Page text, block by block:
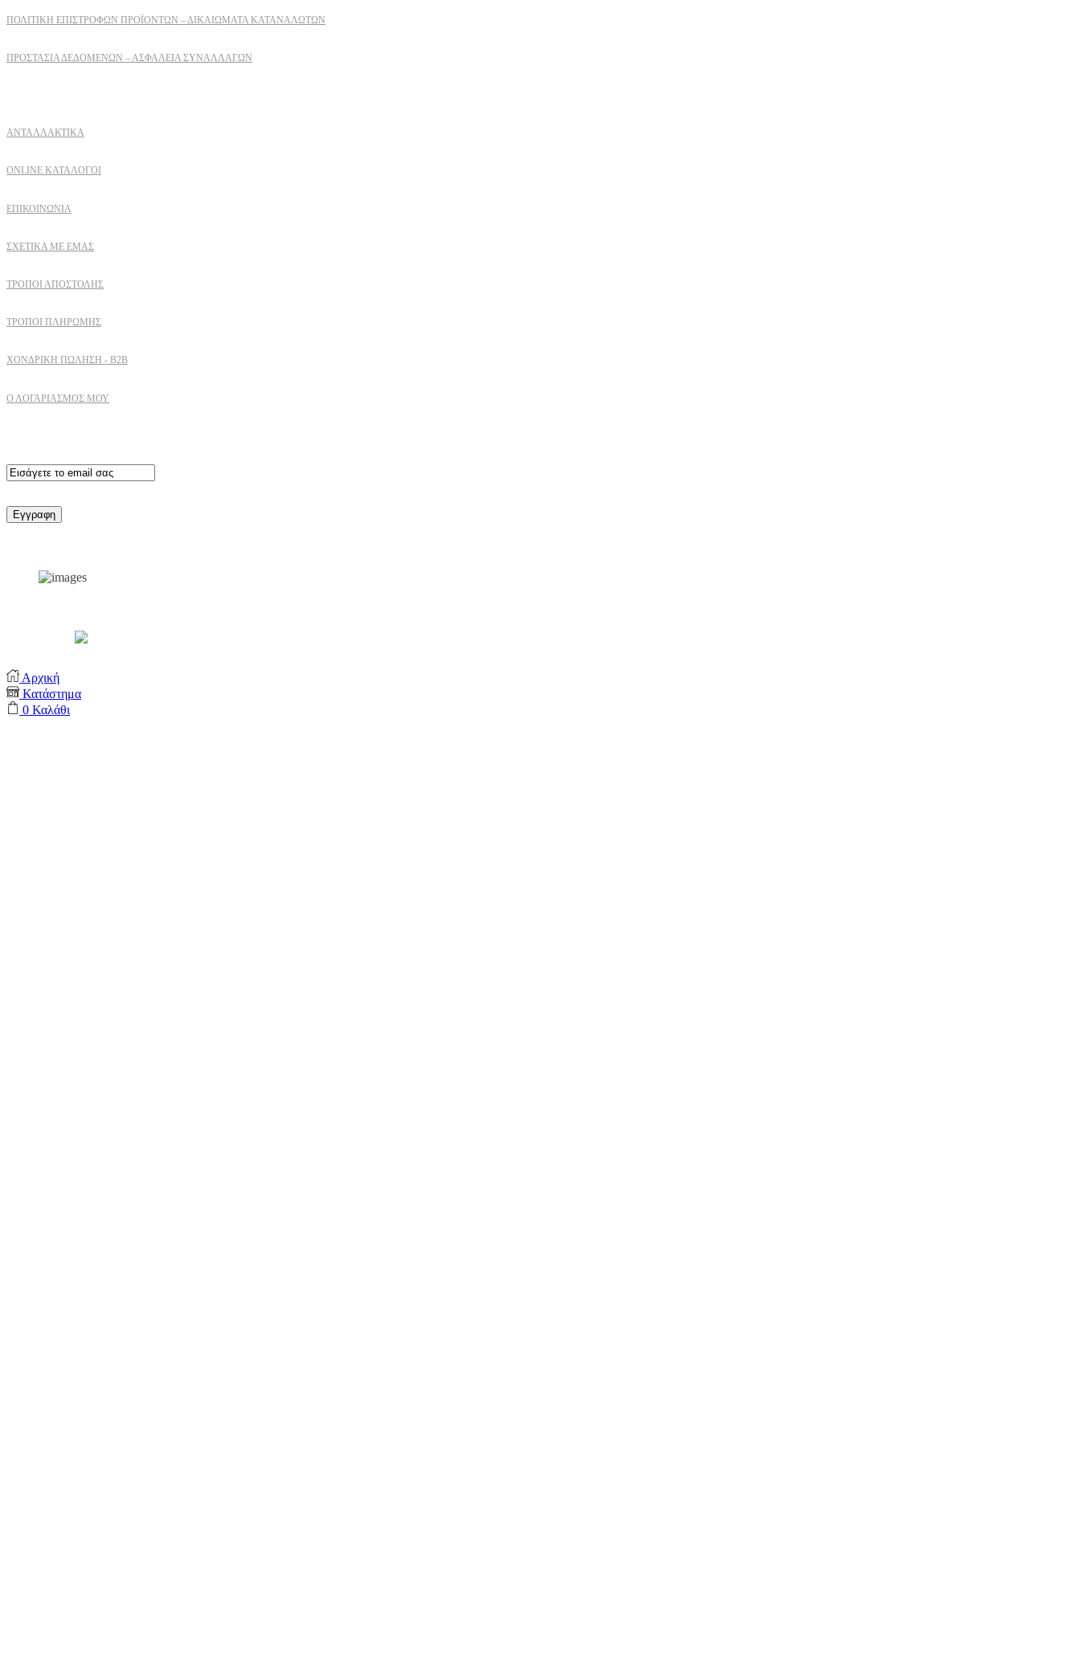
ΠΟΛΙΤΙΚΉ ΕΠΙΣΤΡΟΦΏΝ ΠΡΟΪΌΝΤΩΝ – ΔΙΚΑΙΏΜΑΤΑ ΚΑΤΑΝΑΛΩΤΏΝ
ΠΡΟΣΤΑΣΊΑ ΔΕΔΟΜΈΝΩΝ – ΑΣΦΆΛΕΙΑ ΣΥΝΑΛΛΑΓΏΝ
ΑΝΤΑΛΛΑΚΤΙΚΑ
ONLINE ΚΑΤΑΛΟΓΟΙ
ΕΠΙΚΟΙΝΩΝΙΑ
ΣΧΕΤΙΚΆ ΜΕ ΕΜΆΣ
ΤΡΌΠΟΙ ΑΠΟΣΤΟΛΉΣ
ΤΡΌΠΟΙ ΠΛΗΡΩΜΉΣ
ΧΟΝΔΡΙΚΉ ΠΏΛΗΣΗ - B2B
Ο ΛΟΓΑΡΙΑΣΜΟΣ ΜΟΥ
Αρχική
Κατάστημα
0 Καλάθι